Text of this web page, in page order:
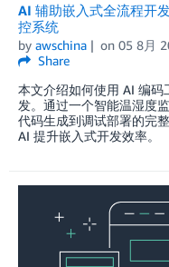
AI 辅助嵌入式全流程开
控系统
by awschina on 05 8月
Share
本文介绍如何使用 AI 编
发。通过一个智能温湿度
代码生成到调试部署的完
AI 提升嵌入式开发效率。